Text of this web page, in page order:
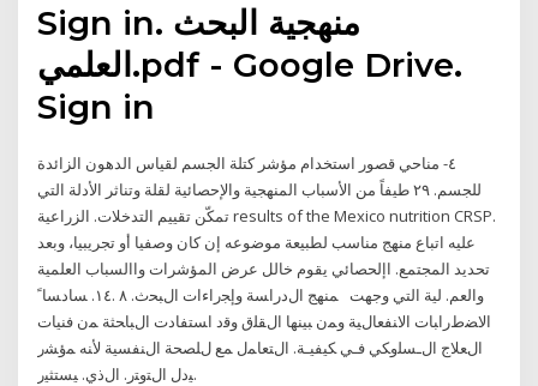
Sign in. منهجية البحث
العلمي.pdf - Google Drive.
Sign in
٤- ﻣﻨﺎﺣﻲ ﻗﺼﻮر اﺳﺘﺨﺪام ﻣﺆﺷﺮ ﻛﺘﻠﺔ اﻟﺠﺴﻢ ﻟﻘﻴﺎس اﻟﺪﻫﻮن اﻟﺰاﺋﺪة
ﻟﻠﺠﺴﻢ. ٢٩ ﻃﻴﻔﺎً ﻣﻦ اﻷﺳﺒﺎب اﻟﻤﻨﻬﺠﻴﺔ واﻹﺣﺼﺎﺋﻴﺔ ﻟﻘﻠﺔ وﺗﻨﺎﺛﺮ اﻷدﻟﺔ اﻟﺘﻲ
ﺗﻤﻜّﻦ ﺗﻘﻴﻴﻢ اﻟﺘﺪﺧﻼت. اﻟﺰراﻋﻴﺔ results of the Mexico nutrition CRSP.
عليه اتباع منهج مناسب لطبيعة موضوعه إن كان وصفيا أو تجريبيا، وبعد
تحديد المجتمع. اإلحصائي يقوم خالل عرض المؤشرات واالسباب العلمية
والعم. لية التي وجهت ﻤﻨﻬﺞ ﺍﻝﺩﺭﺍﺴﺔ ﻭﺇﺠﺭﺍﺀﺍﺕ ﺍﻝﺒﺤﺙ. ٨ .١٤. ﺴﺎﺩﺴﺎﹰ
ﺍﻻﻀﻁﺭﺍﺒﺎﺕ ﺍﻻﻨﻔﻌﺎﻝﻴﺔ ﻭﻤﻥ ﺒﻴﻨﻬﺎ ﺍﻝﻘﻠﻕ ﻭﻗﺩ ﺍﺴﺘﻔﺎﺩﺕ ﺍﻝﺒﺎﺤﺜﺔ ﻤﻥ ﻓﻨﻴﺎﺕ
ﺍﻝﻌﻼﺝ ﺍﻝـﺴﻠﻭﻜﻲ ﻓـﻲ ﻜﻴﻔﻴـﺔ. ﺍﻝﺘﻌﺎﻤل ﻤﻊ ﻝﻠﺼﺤﺔ ﺍﻝﻨﻔﺴﻴﺔ ﻷﻨﻪ ﻤﺅﺸﺭ
ﻴﺩل ﺍﻝﺘﻭﺘﺭ. ﺍﻝﺫﻱ. ﻴﺴﺘﺜﻴﺭ.